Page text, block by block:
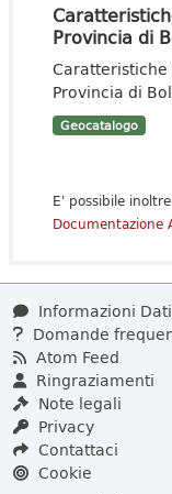
Provincia di
Provincia di
Geocatalogo
E' possibile
Documentazione
Informazioni
Domande
Atom Feed
Ringraziamenti
Note legali
Privacy
Contattaci
Cookie